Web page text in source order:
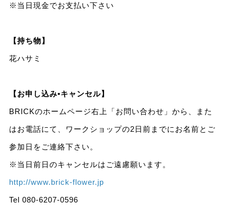
※当日現金でお支払い下さい
【持ち物】
花ハサミ
【お申し込み•キャンセル】
BRICKのホームページ右上「お問い合わせ」から、また
はお電話にて、ワークショップの2日前までにお名前とご
参加日をご連絡下さい。
※当日前日のキャンセルはご遠慮願います。
http://www.brick-flower.jp
Tel 080-6207-0596